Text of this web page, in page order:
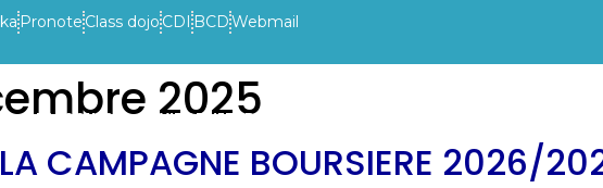
Pronote Class dojo CDI BCDWebmail
PARCOURS VIE DE L’ETABLISSEMENT
2025
CAMPAGNE BOURSIERE 2026/